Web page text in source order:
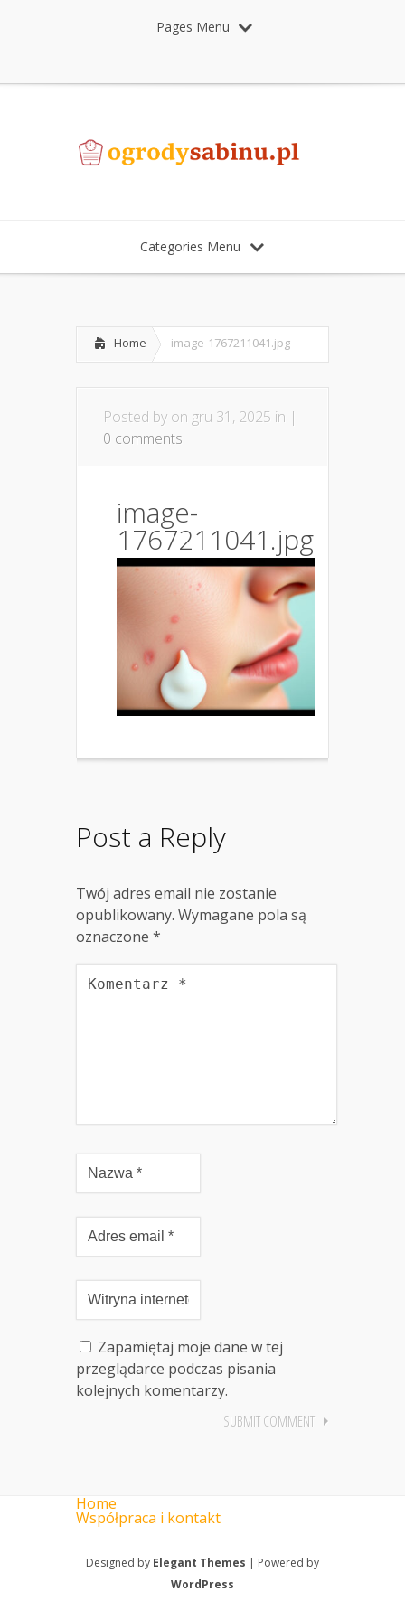
Pages Menu
Categories Menu
Home image-1767211041.jpg
Posted by on gru 31, 2025 in |
0 comments
image-
1767211041.jpg
Post a Reply
Twój adres email nie zostanie
opublikowany. Wymagane pola są
oznaczone *
Zapamiętaj moje dane w tej
przeglądarce podczas pisania
kolejnych komentarzy.
Home
Współpraca i kontakt
Designed by Elegant Themes | Powered by
WordPress